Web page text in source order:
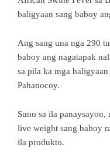
baligyaan sang baboy
Ang sang una nga 290
baboy ang nagatapak
sa pila ka mga
Pahanocoy.
Suno sa ila
live weight sang baboy
ila produkto.